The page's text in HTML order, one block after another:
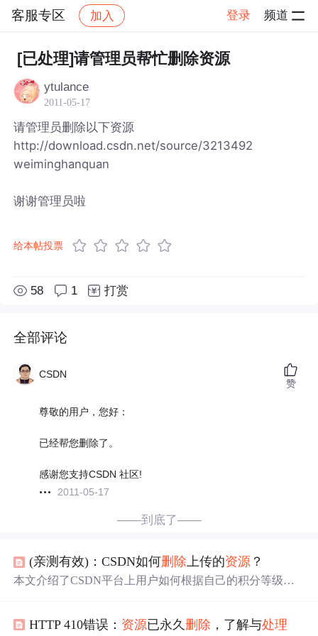
客服专区 加入 登录 频道
社区 客服专区 帖子详情
[已处理]请管理员帮忙删除资源
ytulance
2011-05-17
请管理员删除以下资源
http://download.csdn.net/source/3213492
weiminghanquan
谢谢管理员啦
给本帖投票
58 1 打赏
全部评论
CSDN
尊敬的用户，您好：
已经帮您删除了。
感谢您支持CSDN 社区!
2011-05-17
赞
——到底了——
(亲测有效)：CSDN如何删除上传的资源 ？
本文介绍了CSDN平台上用户如何根据自己的积分等级删
理员帮助的途径。
HTTP 410错误： 资源已永久删除 ，了解与处理